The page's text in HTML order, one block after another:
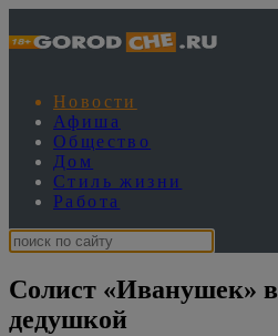
Новости
Афиша
Общество
Дом
Стиль жизни
Работа
Солист «Иванушек»
дедушкой